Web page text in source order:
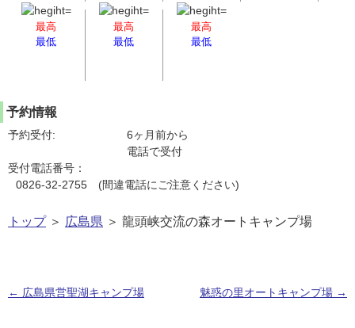
最高
最低
最高
最低
最高
最低
予約情報
予約受付:
6ヶ月前から
電話で受付
受付電話番号：
0826-32-2755 (間違電話にご注意ください)
トップ＞ 広島県 ＞ 龍頭峡交流の森オートキャンプ場
← 広島県営聖湖キャンプ場 魅惑の里オートキャンプ場 →